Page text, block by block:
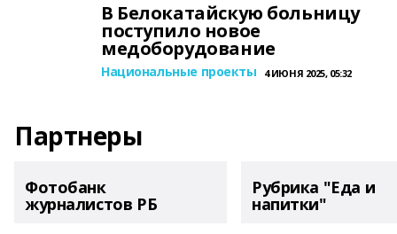
В Белокатайскую больницу
поступило новое
медоборудование
Национальные проекты 4 ИЮНЯ 2025, 05:32
Партнеры
Фотобанк
журналистов РБ
Рубрика "Еда и
напитки"